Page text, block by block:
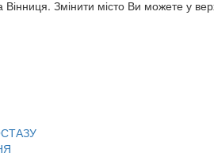
Вінниця. Змінити місто Ви можете у